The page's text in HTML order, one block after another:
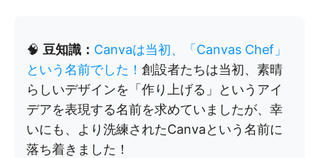
🧠 豆知識： Canvaは当初、「Canvas Chef」
という名前でした！ 創設者たちは当初、素晴
らしいデザインを「作り上げる」というアイ
デアを表現する名前を求めていましたが、幸
いにも、より洗練されたCanvaという名前に
落ち着きました！